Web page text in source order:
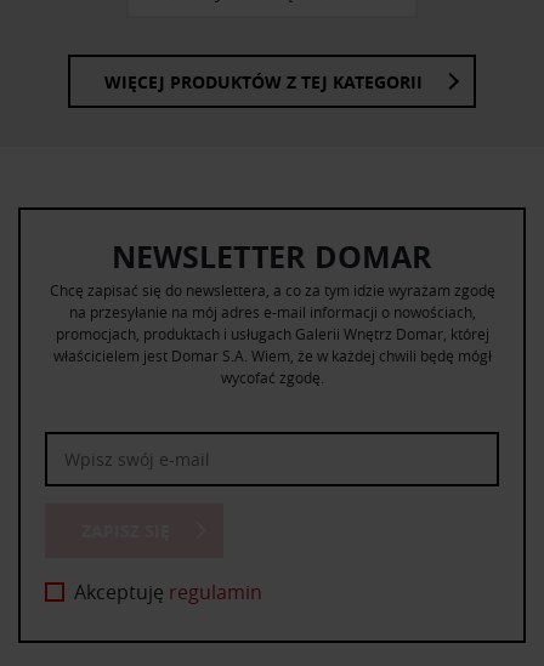
WIĘCEJ PRODUKTÓW Z TEJ KATEGORII
NEWSLETTER DOMAR
Chcę zapisać się do newslettera, a co za tym idzie wyrażam zgodę
na przesyłanie na mój adres e-mail informacji o nowościach,
promocjach, produktach i usługach Galerii Wnętrz Domar, której
właścicielem jest Domar S.A. Wiem, że w każdej chwili będę mógł
wycofać zgodę.
Akceptuję regulamin